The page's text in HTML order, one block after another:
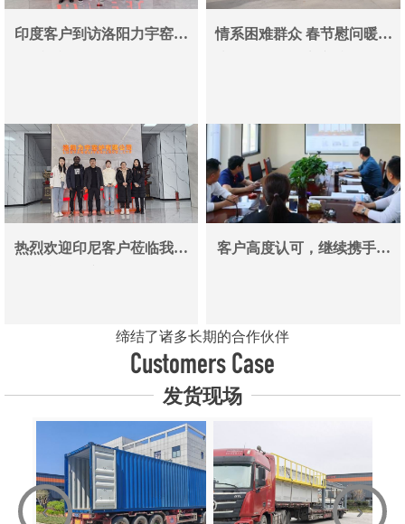
印度客户到访洛阳力宇窑炉
情系困难群众 春节慰问暖人
热烈欢迎印尼客户莅临我司
客户高度认可，继续携手同
缔结了诸多长期的合作伙伴
Customers Case
发货现场
‹ ›